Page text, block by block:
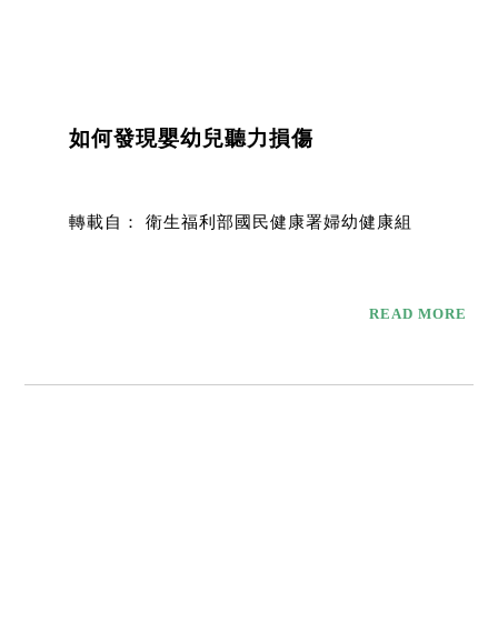
如何發現嬰幼兒聽力損傷
轉載自： 衛生福利部國民健康署婦幼健康組
READ MORE